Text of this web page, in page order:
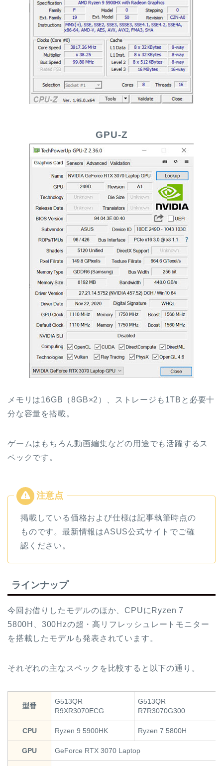
GPU-Z
メモリは16GB（8GB×2）、ストレージも1TBと必要十
分な容量を搭載。
ゲームはもちろん動画編集などの用途でも活躍するス
ペックです。
掲載している価格および仕様は記事執筆時点の
ものです。最新情報はASUS公式サイトでご確
認ください。
ラインナップ
今回お借りしたモデルのほか、CPUにRyzen 7
5800H、300Hzの超・高リフレッシュレートモニター
を搭載したモデルも発表されています。
それぞれの主なスペックを比較すると以下の通り。
型番
G513QR
R9XR3070ECG
G513QR
R7R3070G300
CPU Ryzen 9 5900HK Ryzen 7 5800H
GPU GeForce RTX 3070 Laptop